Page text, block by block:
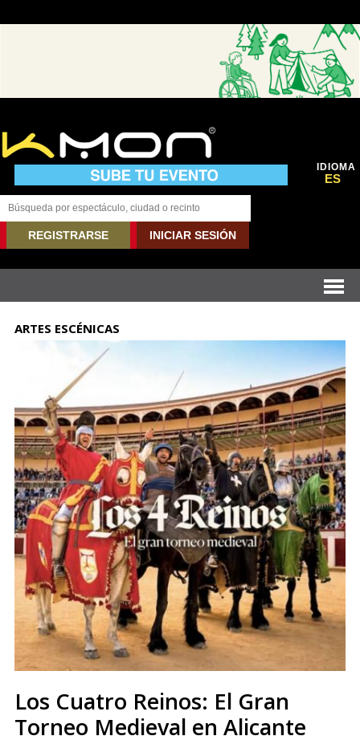
IDIOMA
ES
REGISTRARSE INICIAR SESIÓN
ARTES ESCÉNICAS
Los Cuatro Reinos: El Gran
Torneo Medieval en Alicante